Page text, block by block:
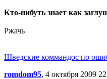
Кто-нибуть знает как
Ржачь
Шведские коммандос по
romdom95, 4 октября 2009